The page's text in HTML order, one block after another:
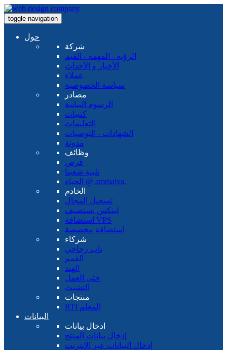
toggle navigation
حول
شركة
الرؤية - المهمة - القيم
الأخبار و الأحداث
عملاء
سياسة الخصوصية
مصادر
الرسوم البيانية
كتيبات
التعليمات
الشهادات - التوصيات
مدونة
وظائف
فرص
تلبية شعبنا
الحياة @ ammaiya.
الخادم
تسجيل المجال
لينكس يستضيف
استضافة VPS
استضافة مخصصة
شركاء
باب زجاجي
القمم
الهند
حتى العمل
التشبث
منتجات
RTI المعلم
البيانات
ادخال بيانات
إدخال بيانات المنتج
إدخال البيانات عبر الإنترنت